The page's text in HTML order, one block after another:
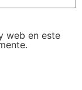
web en este